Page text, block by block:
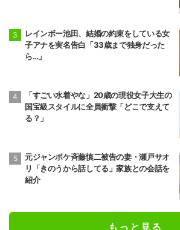
レインボー池田、結婚の約束をしている女
子アナを実名告白「33歳まで独身だった
ら…」
「すごい水着やな」20歳の現役女子大生の
国宝級スタイルに全員衝撃「どこで支えて
る？」
元ジャンポケ斉藤慎二被告の妻・瀬戸サオ
リ「きのうから話してる」家族との会話を
紹介
もっと見る